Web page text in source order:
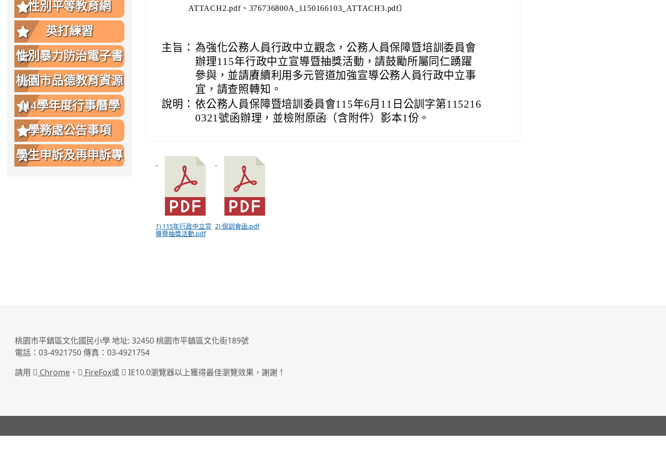
ATTACH2.pdf、376736800A_1150166103_ATTACH3.pdf）
主旨： 為強化公務人員行政中立觀念，公務人員保障暨培訓委員會
辦理115年行政中立宣導暨抽獎活動，請鼓勵所屬同仁踴躍
參與，並請賡續利用多元管道加強宣導公務人員行政中立事
宜，請查照轉知。
說明： 依公務人員保障暨培訓委員會115年6月11日公訓字第115216
0321號函辦理，並檢附原函（含附件）影本1份。
1) 115年行政中立宣
導暨抽獎活動.pdf
2) 保訓會函.pdf
性別平等教育網
英打練習
性別暴力防治電子書
桃園市品德教育資源
網
114學年度行事曆學
生版
學務處公告事項
學生申訴及再申訴專
桃園市平鎮區文化國民小學 地址: 32450 桃園市平鎮區文化街189號
電話：03-4921750 傳真：03-4921754
請用
Chrome 、 FireFox或 IE10.0瀏覽器以上獲得最佳瀏覽效果，謝謝！